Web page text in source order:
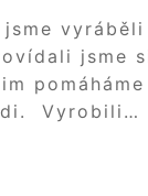
jsme
Vyrobili…